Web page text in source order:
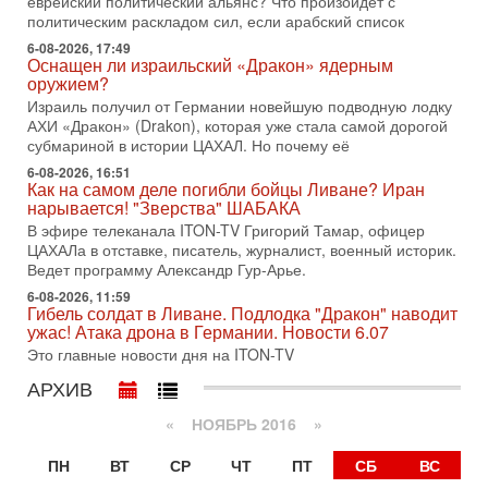
31-07-2026, 17:00
Тайны закрытых дверей: о чём на самом деле
молчат Трамп и Нетаньяху?
Недавний визит премьер-министра Израиля Биньямина
Нетаньяху в США и его встреча с Дональдом Трампом
оставили больше вопросов, чем ответов. Полная
31-07-2026, 15:18
Иран готовит покушение на Нетаниягу! Трамп не
хочет эскалации, но КСИР готовит взрыв!
В эфире телеканала ITON-TV СЕРГЕЙ МИГДАЛЬ, эксперт
по вопросам безопасности, офицер запаса
Международного управления полиции Израиля, автор
31-07-2026, 09:02
Битва за разоружение ХАМАСа - НОВОСТИ
31/07/2026
Сегодня президент США Дональд Трамп заявил о
достижении исторического соглашения о полном
разоружении ХАМАСа и других вооруженных группировок в
Иран доведет Трампа до крайних мер? Разбор и
Ситуация вокруг противостояния Ирана и США накаляется
политическим раскладом сил, если арабский список
6-08-2026, 17:49
Оснащен ли израильский «Дракон» ядерным
оружием?
Израиль получил от Германии новейшую подводную лодку
АХИ «Дракон» (Drakon), которая уже стала самой дорогой
субмариной в истории ЦАХАЛ. Но почему её
6-08-2026, 16:51
Как на самом деле погибли бойцы Ливане? Иран
нарывается! "Зверства" ШАБАКА
В эфире телеканала ITON-TV Григорий Тамар, офицер
ЦАХАЛа в отставке, писатель, журналист, военный историк.
Ведет программу Александр Гур-Арье.
6-08-2026, 11:59
Гибель солдат в Ливане. Подлодка "Дракон" наводит
ужас! Атака дрона в Германии. Новости 6.07
Это главные новости дня на ITON-TV
АРХИВ
« НОЯБРЬ 2016 »
ПН
ВТ СР ЧТ ПТ СБ
ВС